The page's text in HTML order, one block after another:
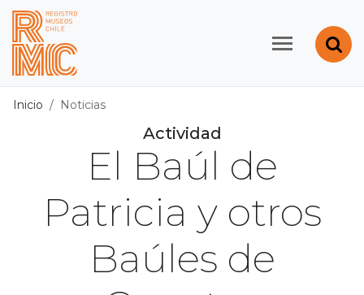
Contenido principal
Registro de Museos
Inicio Noticias
Actividad
El Baúl de
Patricia y otros
Baúles de